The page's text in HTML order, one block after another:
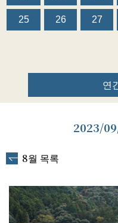
25 26 27
연
2023/
8월 목록